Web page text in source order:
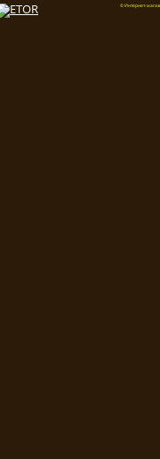
© Интернет-